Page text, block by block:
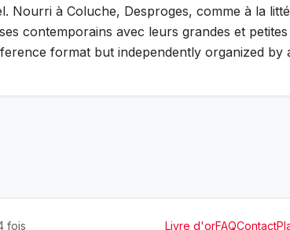
Nourri à Coluche, Desproges, comme à la
contemporains avec leurs grandes et
format but independently organized by
fois Livre d'orFAQContact